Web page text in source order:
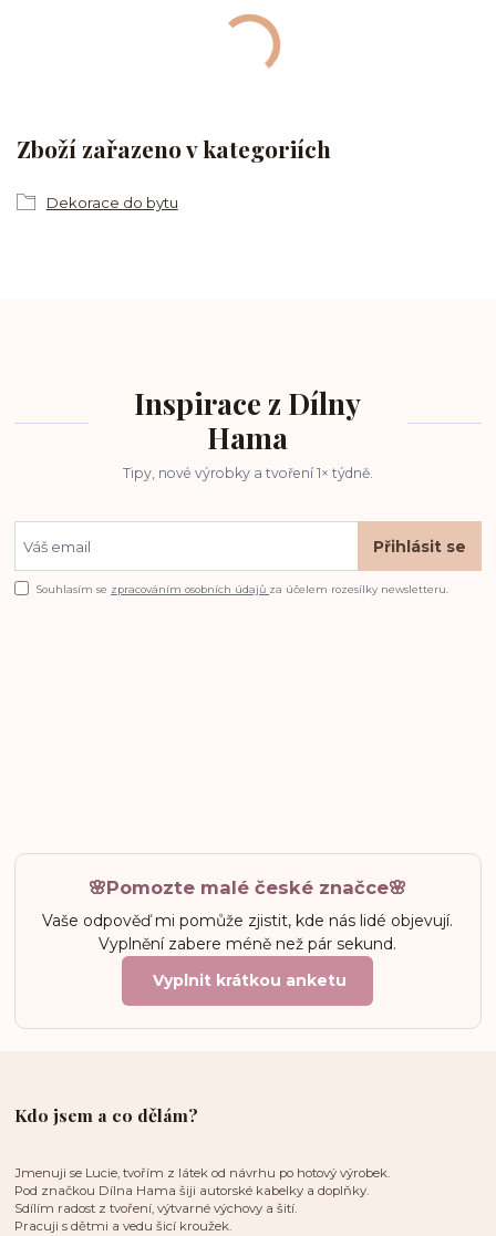
Zboží zařazeno v kategoriích
Dekorace do bytu
Inspirace z Dílny
Hama
Tipy, nové výrobky a tvoření 1× týdně.
Přihlásit se
Souhlasím se zpracováním osobních údajů za účelem rozesílky newsletteru.
🌸Pomozte malé české značce🌸
Vaše odpověď mi pomůže zjistit, kde nás lidé objevují.
Vyplnění zabere méně než pár sekund.
Vyplnit krátkou anketu
Kdo jsem a co dělám?
Jmenuji se Lucie, tvořím z látek od návrhu po hotový výrobek.
Pod značkou Dílna Hama šiji autorské kabelky a doplňky.
Sdílím radost z tvoření, výtvarné výchovy a šití.
Pracuji s dětmi a vedu šicí kroužek.